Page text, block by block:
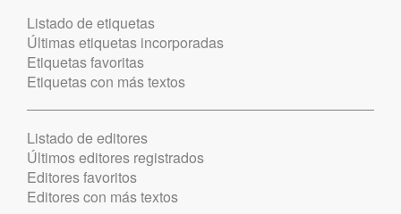
Listado de etiquetas
Últimas etiquetas incorporadas
Etiquetas favoritas
Etiquetas con más textos
Listado de editores
Últimos editores registrados
Editores favoritos
Editores con más textos